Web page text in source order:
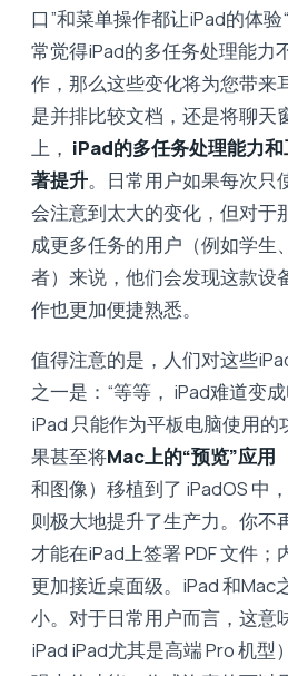
口”和菜单操作都让iPad的体验
常觉得iPad的多任务处理能力
作，那么这些变化将为您带来
是并排比较文档，还是将聊天
上， iPad的多任务处理能力
著提升。日常用户如果每次只
会注意到太大的变化，但对于
成更多任务的用户（例如学生
者）来说，他们会发现这款设
作也更加便捷熟悉。
值得注意的是，人们对这些
之一是：“等等， iPad难道变
iPad 只能作为平板电脑使用
果甚至将Mac上的“预览”应用
和图像）移植到了 iPadOS 中
则极大地提升了生产力。你不
才能在iPad上签署 PDF 文件
更加接近桌面级。iPad 和Mac
小。对于日常用户而言，这意
iPad iPad尤其是高端 Pro 机型